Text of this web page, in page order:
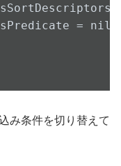
= nil
み条件を切り替えて